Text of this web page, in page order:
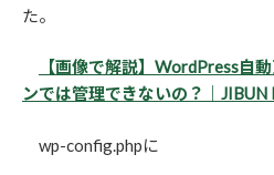
た。
【画像で解説】WordPress自
ンでは管理できないの？｜JIBUN
wp-config.phpに